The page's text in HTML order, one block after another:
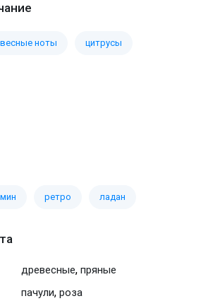
ноты цитрусы
ретро ладан
древесные, пряные
пачули, роза